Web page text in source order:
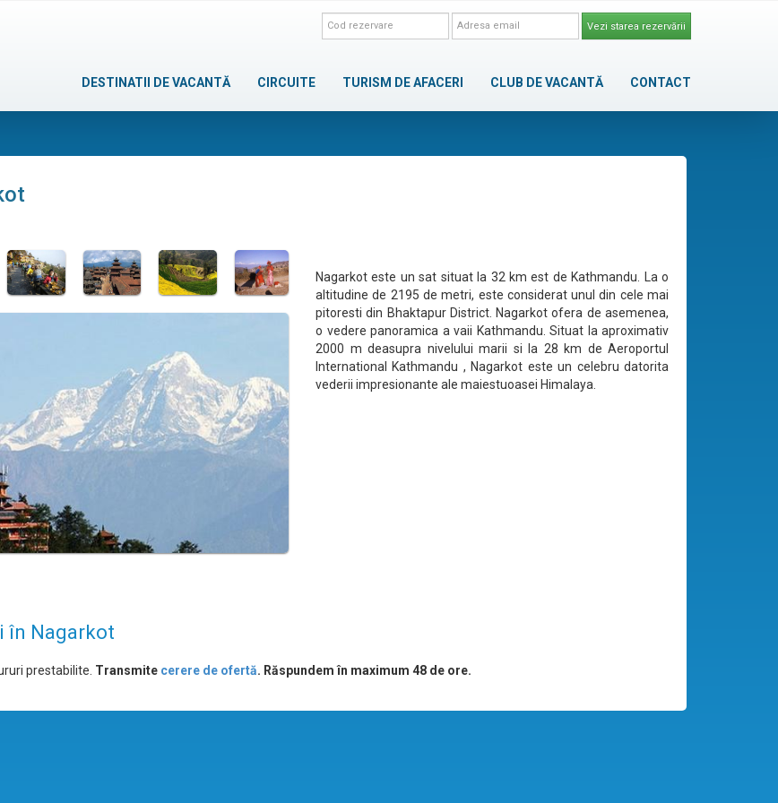
Vezi starea rezervării
DESTINATII DE VACANTĂ CIRCUITE TURISM DE AFACERI CLUB DE VACANTĂ CONTACT
Nagarkot este un sat situat la 32 km est de Kathmandu. La o
altitudine de 2195 de metri, este considerat unul din cele mai
pitoresti din Bhaktapur District. Nagarkot ofera de asemenea,
o vedere panoramica a vaii Kathmandu. Situat la aproximativ
2000 m deasupra nivelului marii si la 28 km de Aeroportul
International Kathmandu , Nagarkot este un celebru datorita
vederii impresionante ale maiestuoasei Himalaya.
în Nagarkot
prestabilite. Transmite cerere de ofertă. Răspundem în maximum 48 de ore.